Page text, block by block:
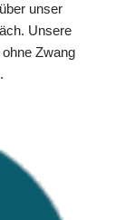
unser
Unsere
Zwang